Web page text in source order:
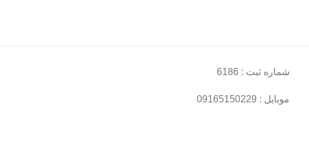
شماره ثبت : 6186
موبایل : 09165150229